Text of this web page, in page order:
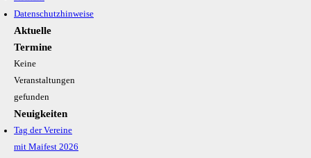
Datenschutzhinweise
Aktuelle
Termine
Keine
Veranstaltungen
gefunden
Neuigkeiten
Tag der Vereine
mit Maifest 2026